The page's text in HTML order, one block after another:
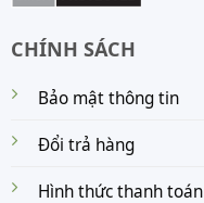
CHÍNH SÁCH
Bảo mật thông tin
Đổi trả hàng
Hình thức thanh toán